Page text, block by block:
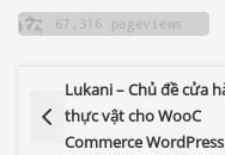
Lukani – Chủ đề cửa
thực vật cho WooC
Commerce WordPress